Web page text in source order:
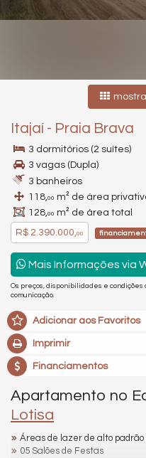
Itajaí - Praia Brava
3 dormitórios (2 suítes)
3 vagas (Dupla)
3 banheiros
118,00 m² de área
128,00 m² de área total
R$ 2.390.000,00
Mais Informações via
Os preços, disponibilidades e
comunicação.
Adicionar aos Favoritos
Imprimir
Financiamentos
Apartamento no
Lotisa
Áreas de lazer de alto
05 Salões de Festas